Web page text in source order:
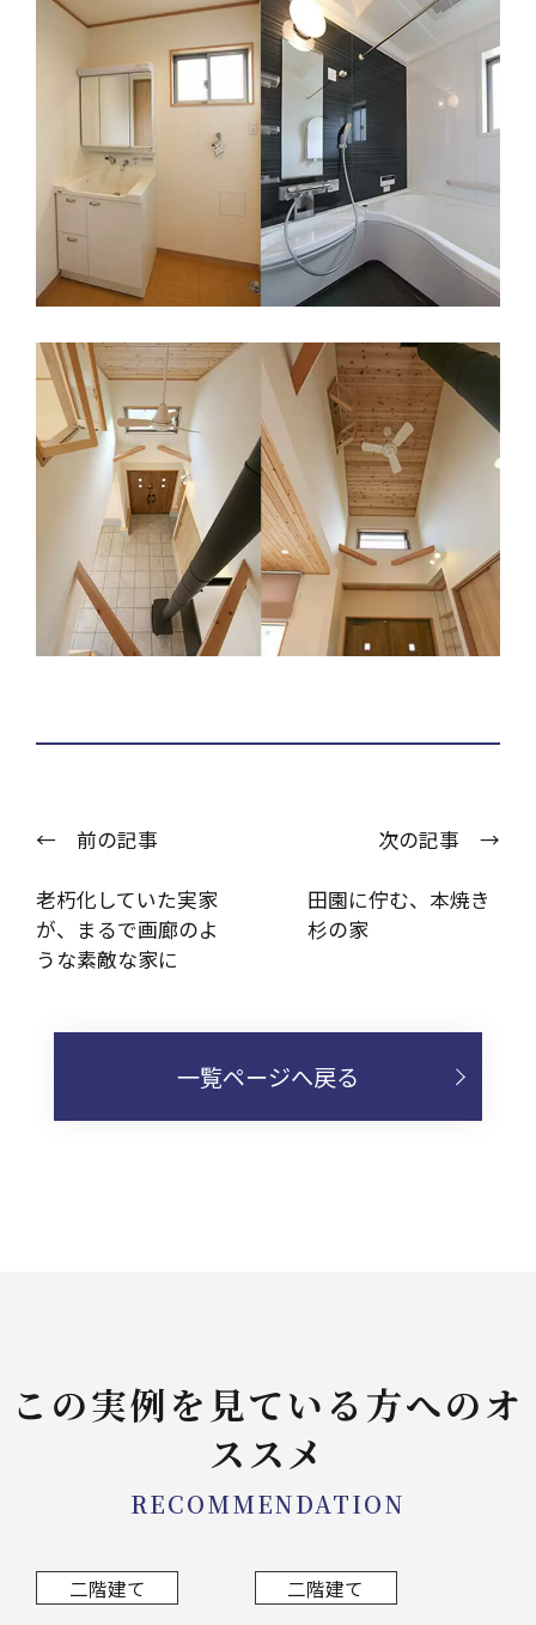
← 前の記事
老朽化していた実家
が、まるで画廊のよ
うな素敵な家に
一覧ページへ戻る
次の記事 →
田園に佇む、本焼き
杉の家
この実例を見ている方へのオ
ススメ
RECOMMENDATION
二階建て 二階建て